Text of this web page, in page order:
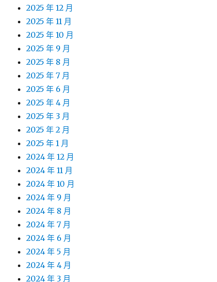
2025 年 12 月
2025 年 11 月
2025 年 10 月
2025 年 9 月
2025 年 8 月
2025 年 7 月
2025 年 6 月
2025 年 4 月
2025 年 3 月
2025 年 2 月
2025 年 1 月
2024 年 12 月
2024 年 11 月
2024 年 10 月
2024 年 9 月
2024 年 8 月
2024 年 7 月
2024 年 6 月
2024 年 5 月
2024 年 4 月
2024 年 3 月